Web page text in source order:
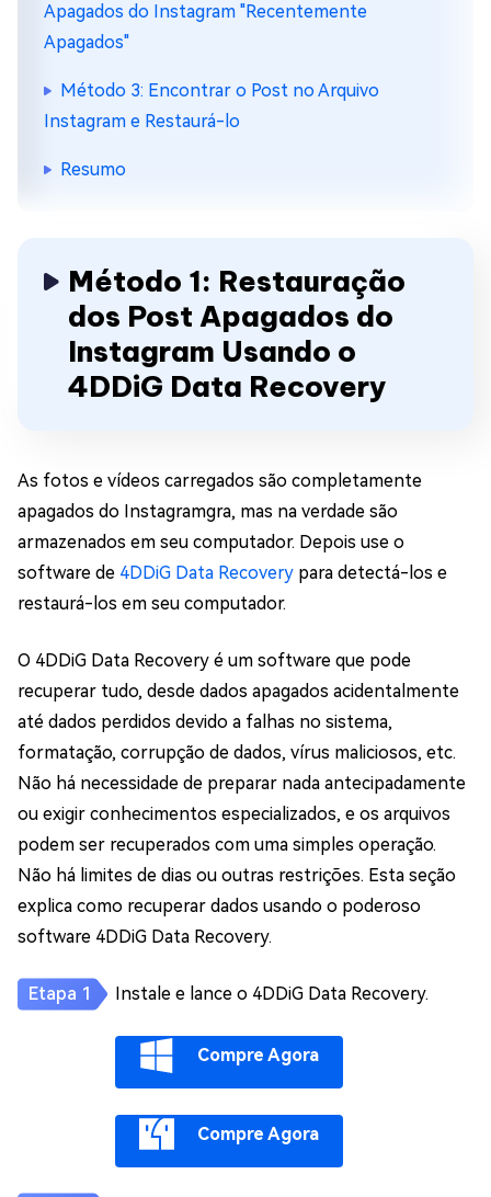
Apagados do Instagram "Recentemente
Apagados"
Método 3: Encontrar o Post no Arquivo
Instagram e Restaurá-lo
Resumo
Método 1: Restauração
dos Post Apagados do
Instagram Usando o
4DDiG Data Recovery
As fotos e vídeos carregados são completamente
apagados do Instagramgra, mas na verdade são
armazenados em seu computador. Depois use o
software de 4DDiG Data Recovery para detectá-los e
restaurá-los em seu computador.
O 4DDiG Data Recovery é um software que pode
recuperar tudo, desde dados apagados acidentalmente
até dados perdidos devido a falhas no sistema,
formatação, corrupção de dados, vírus maliciosos, etc.
Não há necessidade de preparar nada antecipadamente
ou exigir conhecimentos especializados, e os arquivos
podem ser recuperados com uma simples operação.
Não há limites de dias ou outras restrições. Esta seção
explica como recuperar dados usando o poderoso
software 4DDiG Data Recovery.
Instale e lance o 4DDiG Data Recovery.
Compre Agora
Compre Agora